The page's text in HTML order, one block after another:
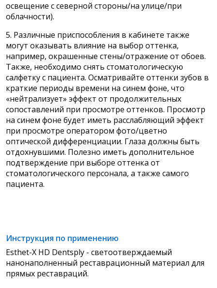
освещение с северной стороны/на улице/при
облачности).
5. Различные приспособления в кабинете также
могут оказывать влияние на выбор оттенка,
например, окрашенные стены/отражение от обоев.
Также, необходимо снять стоматологическую
салфетку с пациента. Осматривайте оттенки зубов в
краткие периоды времени на синем фоне, что
«нейтрализует» эффект от продолжительных
сопоставлений при просмотре оттенков. Просмотр
на синем фоне будет иметь расслабляющий эффект
при просмотре оператором фото/цветно
оптической дифференциации. Глаза должны быть
отдохнувшими. Полезно иметь дополнительное
подтверждение при выборе оттенка от
стоматологического персонала, а также самого
пациента.
Инструкция по применению
Esthet-X HD Dentsply - светоотверждаемый
нанонаполненный реставрационный материал для
прямых реставраций.